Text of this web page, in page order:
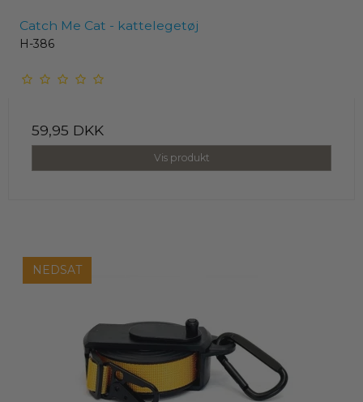
Catch Me Cat - kattelegetøj
H-386
59,95 DKK
Vis produkt
NEDSAT